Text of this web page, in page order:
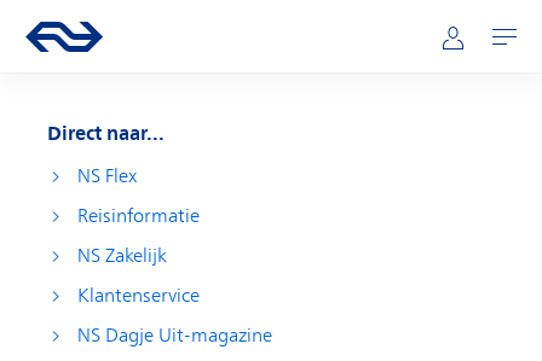
Hoofdnavigatie
Ga naar de homepage van ns.nl Mijn NS
Openen
Direct naar...
NS Flex
Reisinformatie
NS Zakelijk
Klantenservice
NS Dagje Uit-magazine